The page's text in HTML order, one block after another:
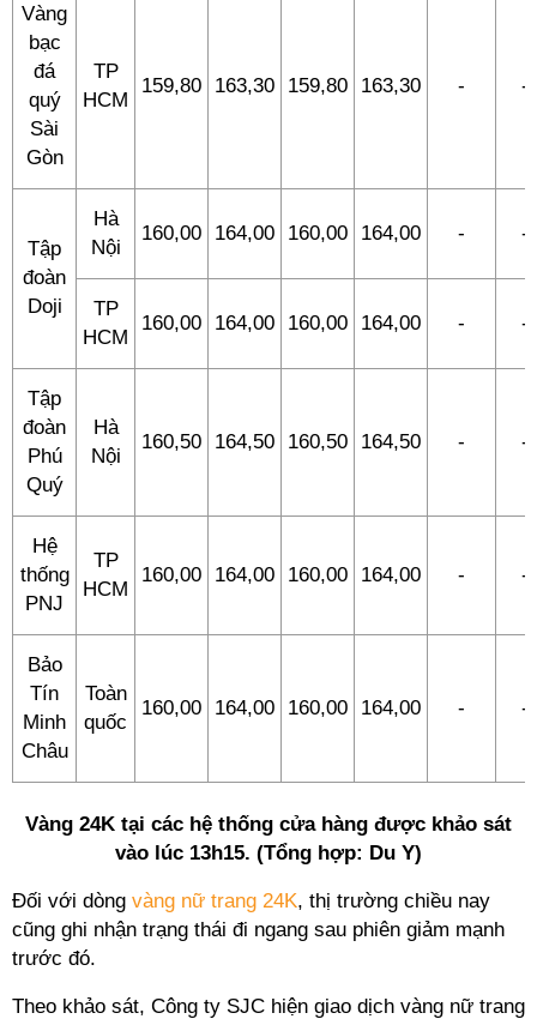
Vàng
bạc
đá
quý
Sài
Gòn
TP
HCM
159,80 163,30 159,80 163,30 - -
Tập
đoàn
Doji
Hà
Nội
160,00 164,00 160,00 164,00 - -
TP
HCM
160,00 164,00 160,00 164,00 - -
Tập
đoàn
Phú
Quý
Hà
Nội
160,50 164,50 160,50 164,50 - -
Hệ
thống
PNJ
TP
HCM
160,00 164,00 160,00 164,00 - -
Bảo
Tín
Minh
Châu
Toàn
quốc
160,00 164,00 160,00 164,00 - -
Vàng 24K tại các hệ thống cửa hàng được khảo sát
vào lúc 13h15. (Tổng hợp: Du Y)
Đối với dòng vàng nữ trang 24K, thị trường chiều nay
cũng ghi nhận trạng thái đi ngang sau phiên giảm mạnh
trước đó.
Theo khảo sát, Công ty SJC hiện giao dịch vàng nữ trang